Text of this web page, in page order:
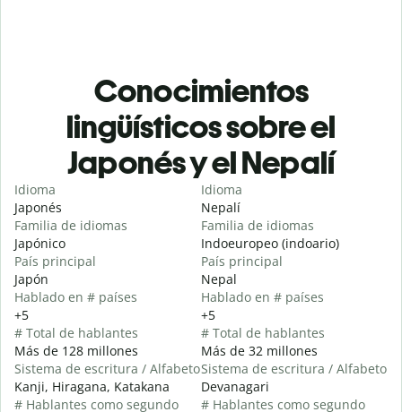
Conocimientos
lingüísticos sobre el
Japonés y el Nepalí
Idioma
Japonés
Familia de idiomas
Japónico
País principal
Japón
Hablado en # países
+5
# Total de hablantes
Más de 128 millones
Sistema de escritura / Alfabeto
Kanji, Hiragana, Katakana
# Hablantes como segundo
Idioma
Nepalí
Familia de idiomas
Indoeuropeo (indoario)
País principal
Nepal
Hablado en # países
+5
# Total de hablantes
Más de 32 millones
Sistema de escritura / Alfabeto
Devanagari
# Hablantes como segundo